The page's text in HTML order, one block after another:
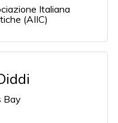
Italiana
(AIIC)
Bay